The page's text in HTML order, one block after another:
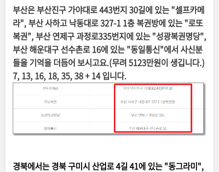
부산은 부산진구 가야대로 443번지 30길에 있는 "셀프카메
라", 부산 사하고 낙동대로 327-1 1층 복권방에 있는 "로또
복권", 부산 연제구 과정로335번지에 있는 "성광복권명당",
부산 해운대구 선수촌로 16에 있는 "동일통신"에서 사신분
들을 기억을 더듬어 보시고요.(무려 5123만원이 생깁니다.)
7, 13, 16, 18, 35, 38 + 14 입니다.
경북에서는 경북 구미시 산업로 4길 41에 있는 "동그라미",